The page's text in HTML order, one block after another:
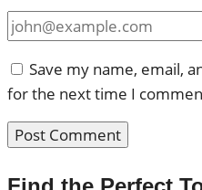
Save my name, email,
for the next time I